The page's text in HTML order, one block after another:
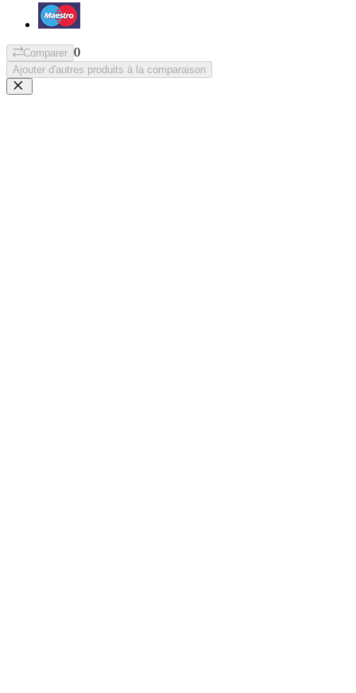
Comparer 0
Ajouter d'autres produits à la comparaison